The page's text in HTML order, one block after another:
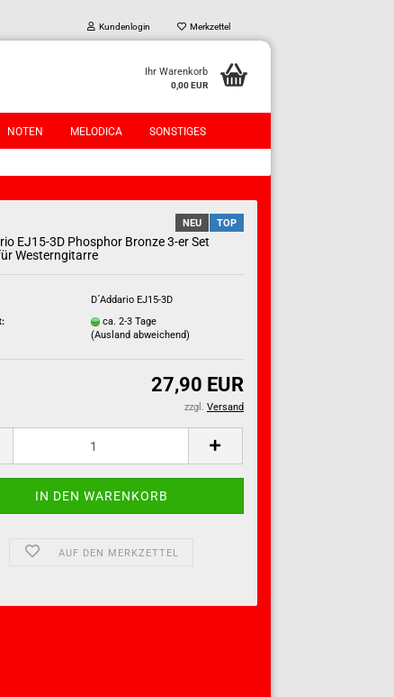
Kundenlogin Merkzettel
Ihr Warenkorb
0,00 EUR
NOTEN MELODICA SONSTIGES
NEU TOP
EJ15-3D Phosphor Bronze 3-er Set
Westerngitarre
D´Addario EJ15-3D
ca. 2-3 Tage
(Ausland abweichend)
27,90 EUR
zzgl. Versand
AUF DEN MERKZETTEL